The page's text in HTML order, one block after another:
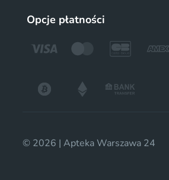
Opcje płatności
© 2026 | Apteka Warszawa 24